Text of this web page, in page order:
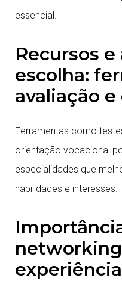
essencial.
Recursos
escolha:
avaliação
Ferramentas como
orientação vocacional
especialidades que
habilidades e interesses.